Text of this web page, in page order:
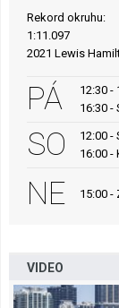
Rekord okruhu:
1:11.097
2021 Lewis
PÁ
12:30 -
16:30 -
SO
12:00 -
16:00 -
NE 15:00 -
VIDEO